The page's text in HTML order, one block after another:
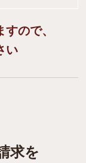
ので、
い
求を